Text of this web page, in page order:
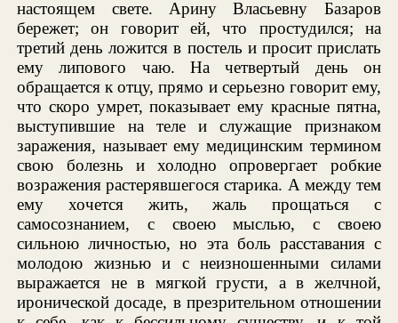
настоящем свете. Арину Власьевну Базаров
бережет; он говорит ей, что простудился; на
третий день ложится в постель и просит прислать
ему липового чаю. На четвертый день он
обращается к отцу, прямо и серьезно говорит ему,
что скоро умрет, показывает ему красные пятна,
выступившие на теле и служащие признаком
заражения, называет ему медицинским термином
свою болезнь и холодно опровергает робкие
возражения растерявшегося старика. А между тем
ему хочется жить, жаль прощаться с
самосознанием, с своею мыслью, с своею
сильною личностью, но эта боль расставания с
молодою жизнью и с неизношенными силами
выражается не в мягкой грусти, а в желчной,
иронической досаде, в презрительном отношении